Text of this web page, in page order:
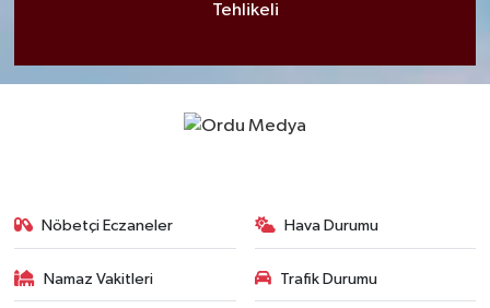
Tehlikeli
Nöbetçi Eczaneler Hava Durumu
Namaz Vakitleri Trafik Durumu